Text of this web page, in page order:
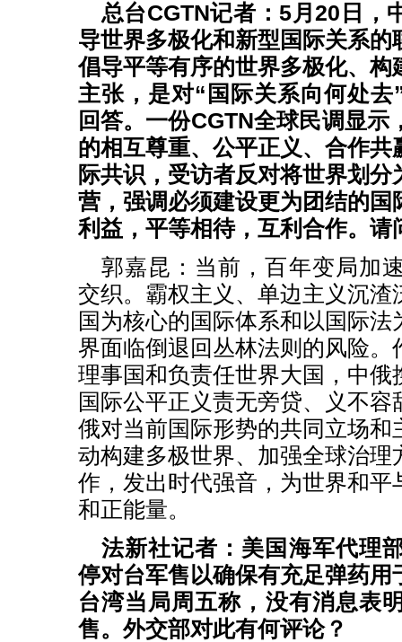
总台CGTN记者：5月20日，
导世界多极化和新型国际关系的
倡导平等有序的世界多极化、构
主张，是对“国际关系向何处
回答。一份CGTN全球民调显示
的相互尊重、公平正义、合作共
际共识，受访者反对将世界划
营，强调必须建设更为团结的国
利益，平等相待，互利合作。请
郭嘉昆：当前，百年变局加
交织。霸权主义、单边主义沉渣
国为核心的国际体系和以国际
界面临倒退回丛林法则的风险。
理事国和负责任世界大国，中俄
国际公平正义责无旁贷、义不
俄对当前国际形势的共同立场和
动构建多极世界、加强全球治理
作，发出时代强音，为世界和平
和正能量。
法新社记者：美国海军代理
停对台军售以确保有充足弹药用
台湾当局周五称，没有消息表
售。外交部对此有何评论？